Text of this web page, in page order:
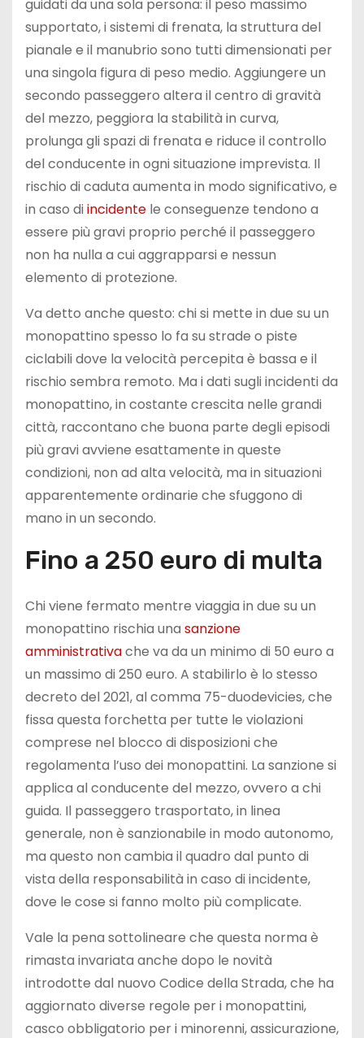
guidati da una sola persona: il peso massimo
supportato, i sistemi di frenata, la struttura del
pianale e il manubrio sono tutti dimensionati per
una singola figura di peso medio. Aggiungere un
secondo passeggero altera il centro di gravità
del mezzo, peggiora la stabilità in curva,
prolunga gli spazi di frenata e riduce il controllo
del conducente in ogni situazione imprevista. Il
rischio di caduta aumenta in modo significativo, e
in caso diincidente le conseguenze tendono a
essere più gravi proprio perché il passeggero
non ha nulla a cui aggrapparsi e nessun
elemento di protezione.
Va detto anche questo: chi si mette in due su un
monopattino spesso lo fa su strade o piste
ciclabili dove la velocità percepita è bassa e il
rischio sembra remoto. Ma i dati sugli incidenti da
monopattino, in costante crescita nelle grandi
città, raccontano che buona parte degli episodi
più gravi avviene esattamente in queste
condizioni, non ad alta velocità, ma in situazioni
apparentemente ordinarie che sfuggono di
mano in un secondo.
Fino a 250 euro di multa
Chi viene fermato mentre viaggia in due su un
monopattino rischia una sanzione
amministrativache va da un minimo di 50 euro a
un massimo di 250 euro. A stabilirlo è lo stesso
decreto del 2021, al comma 75-duodevicies, che
fissa questa forchetta per tutte le violazioni
comprese nel blocco di disposizioni che
regolamenta l’uso dei monopattini. La sanzione si
applica al conducente del mezzo, ovvero a chi
guida. Il passeggero trasportato, in linea
generale, non è sanzionabile in modo autonomo,
ma questo non cambia il quadro dal punto di
vista della responsabilità in caso di incidente,
dove le cose si fanno molto più complicate.
Vale la pena sottolineare che questa norma è
rimasta invariata anche dopo le novità
introdotte dal nuovo Codice della Strada, che ha
aggiornato diverse regole per i monopattini,
casco obbligatorio per i minorenni, assicurazione,